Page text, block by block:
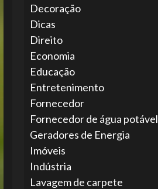
Decoração
Dicas
Direito
Economia
Educação
Entretenimento
Fornecedor
Fornecedor de água potável
Geradores de Energia
Imóveis
Indústria
Lavagem de carpete